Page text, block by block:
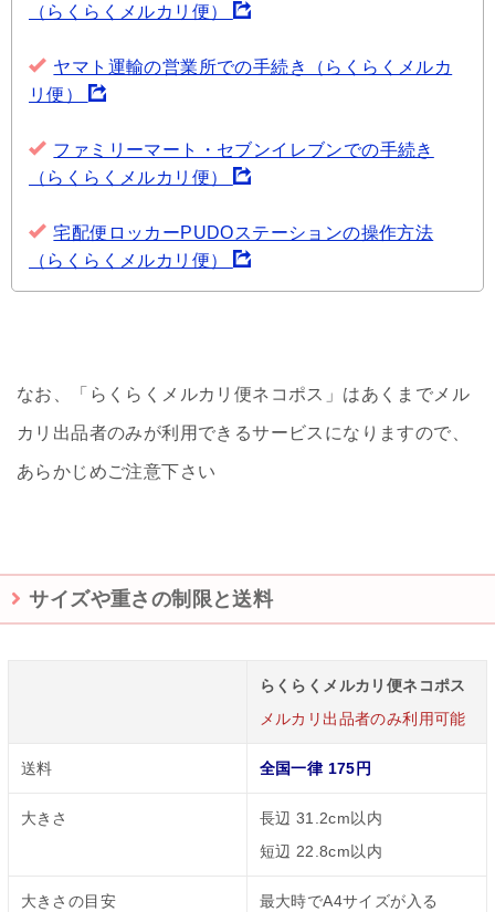
（らくらくメルカリ便）
ヤマト運輸の営業所での手続き（らくらくメルカ
リ便）
ファミリーマート・セブンイレブンでの手続き
（らくらくメルカリ便）
宅配便ロッカーPUDOステーションの操作方法
（らくらくメルカリ便）
なお、「らくらくメルカリ便ネコポス」はあくまでメル
カリ出品者のみが利用できるサービスになりますので、
あらかじめご注意下さい
サイズや重さの制限と送料
らくらくメルカリ便ネコポス
メルカリ出品者のみ利用可能
送料 全国一律 175円
大きさ
長辺 31.2cm以内
短辺 22.8cm以内
大きさの目安
最大時でA4サイズが入る